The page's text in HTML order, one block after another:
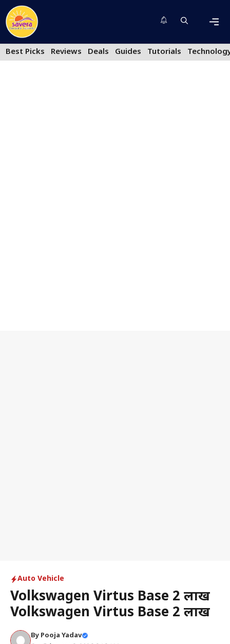
Skip
to
content
Best Picks
Reviews Deals Guides Tutorials
Auto Vehicle
Volkswagen Virtus Base 2 लाख
Volkswagen Virtus Base 2 लाख
By Pooja Yadav